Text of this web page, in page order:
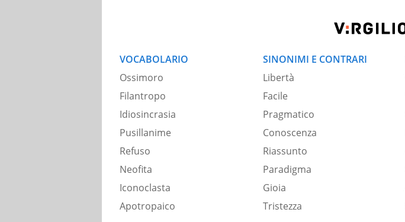
VOCABOLARIO
Ossimoro
Filantropo
Idiosincrasia
Pusillanime
Refuso
Neofita
Iconoclasta
Apotropaico
SINONIMI E CONTRARI
Libertà
Facile
Pragmatico
Conoscenza
Riassunto
Paradigma
Gioia
Tristezza